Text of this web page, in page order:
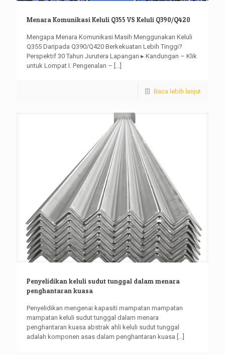
Menara Komunikasi Keluli Q355 VS Keluli Q390/Q420
Mengapa Menara Komunikasi Masih Menggunakan Keluli
Q355 Daripada Q390/Q420 Berkekuatan Lebih Tinggi?
Perspektif 30 Tahun Jurutera Lapangan ▸ Kandungan – Klik
untuk Lompat I. Pengenalan – [...]
Baca lebih lanjut
Penyelidikan keluli sudut tunggal dalam menara
penghantaran kuasa
Penyelidikan mengenai kapasiti mampatan mampatan
mampatan keluli sudut tunggal dalam menara
penghantaran kuasa abstrak ahli keluli sudut tunggal
adalah komponen asas dalam penghantaran kuasa [...]